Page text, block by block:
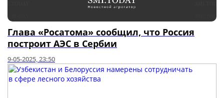
Глава «Росатома» сообщил, что Россия
построит АЭС в Сербии
9-05-2025, 23:50